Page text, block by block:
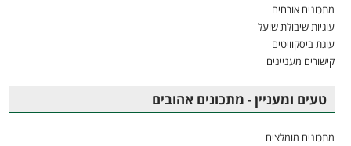
מתכונים אורחים
עוגיות שיבולת שועל
עוגת ביסקוויטים
קישורים מעניינים
טעים ומעניין - מתכונים אהובים
מתכונים מומלצים